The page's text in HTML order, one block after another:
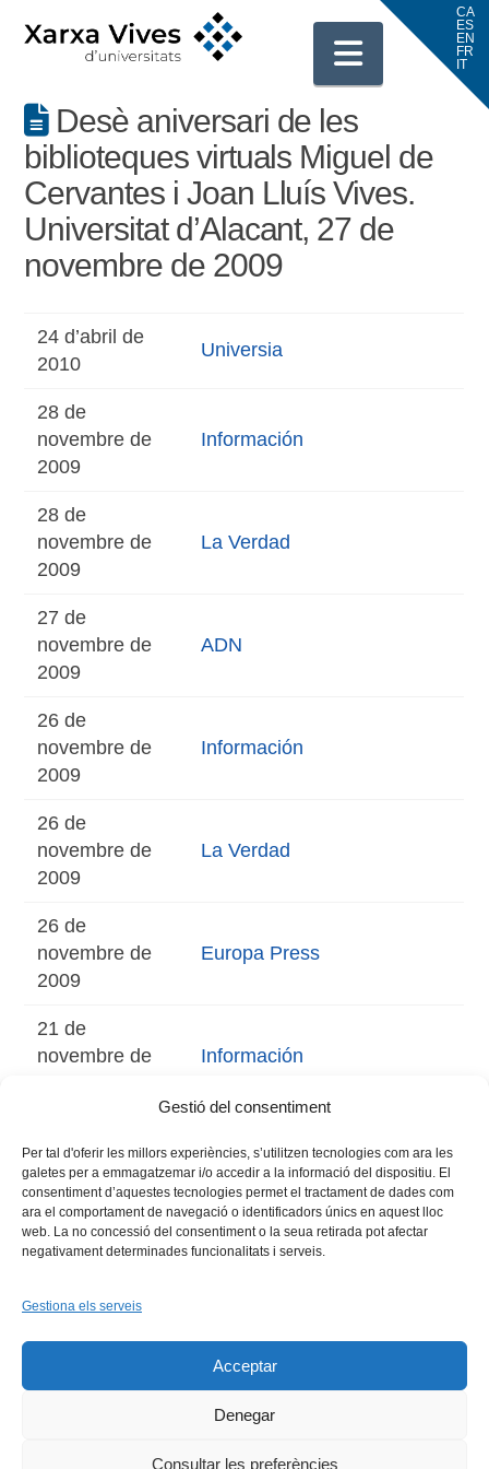
Gestió del consentiment
Per tal d'oferir les millors experiències, s’utilitzen tecnologies com ara les
galetes per a emmagatzemar i/o accedir a la informació del dispositiu. El
consentiment d’aquestes tecnologies permet el tractament de dades com
ara el comportament de navegació o identificadors únics en aquest lloc
web. La no concessió del consentiment o la seua retirada pot afectar
negativament determinades funcionalitats i serveis.
Gestiona els serveis
Acceptar
Denegar
Consultar les preferències
Desè aniversari de les
biblioteques virtuals Miguel de
Cervantes i Joan Lluís Vives.
Universitat d’Alacant, 27 de
novembre de 2009
24 d’abril de
2010
Universia
28 de
novembre de
2009
Información
28 de
novembre de
2009
La Verdad
27 de
novembre de
2009
ADN
26 de
novembre de
2009
Información
26 de
novembre de
2009
La Verdad
26 de
novembre de
2009
Europa Press
21 de
novembre de
Información
Instagram
Flickr
INICI QUI SOM
PROGRAMES
DESENVOLUPAMENT SOSTENIBLE
AVÍS LEGAL
Copyright © 2026 - Xarxa Vives d'Universitats